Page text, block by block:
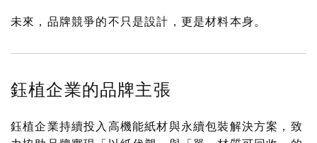
未來，品牌競爭的不只是設計，更是材料本身。
鈺植企業的品牌主張
鈺植企業持續投入高機能紙材與永續包裝解決方案，致